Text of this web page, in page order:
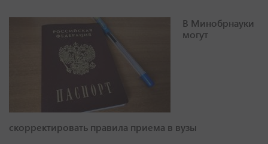
В Минобрнауки
могут
скорректировать правила приема в вузы